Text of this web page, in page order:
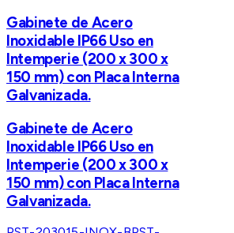
Gabinete de Acero
Inoxidable IP66 Uso en
Intemperie (200 x 300 x
150 mm) con Placa Interna
Galvanizada.
Gabinete de Acero
Inoxidable IP66 Uso en
Intemperie (200 x 300 x
150 mm) con Placa Interna
Galvanizada.